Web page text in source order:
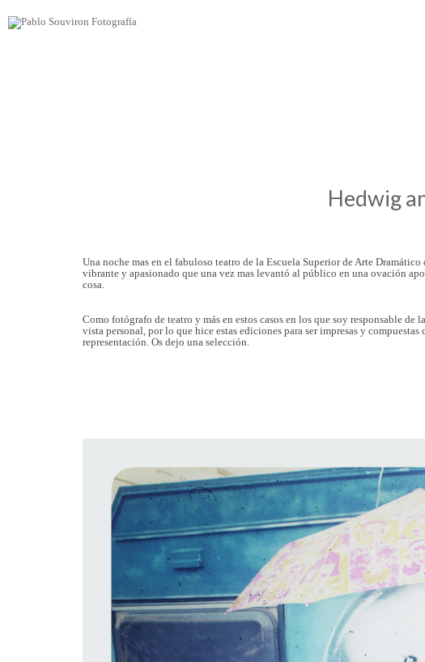
Hedwig
Una noche mas en el fabuloso teatro de la Escuela Superior de Arte
vibrante y apasionado que una vez mas levantó al público en una ovación
cosa.
Como fotógrafo de teatro y más en estos casos en los que soy responsable de
vista personal, por lo que hice estas ediciones para ser impresas y
representación. Os dejo una selección.